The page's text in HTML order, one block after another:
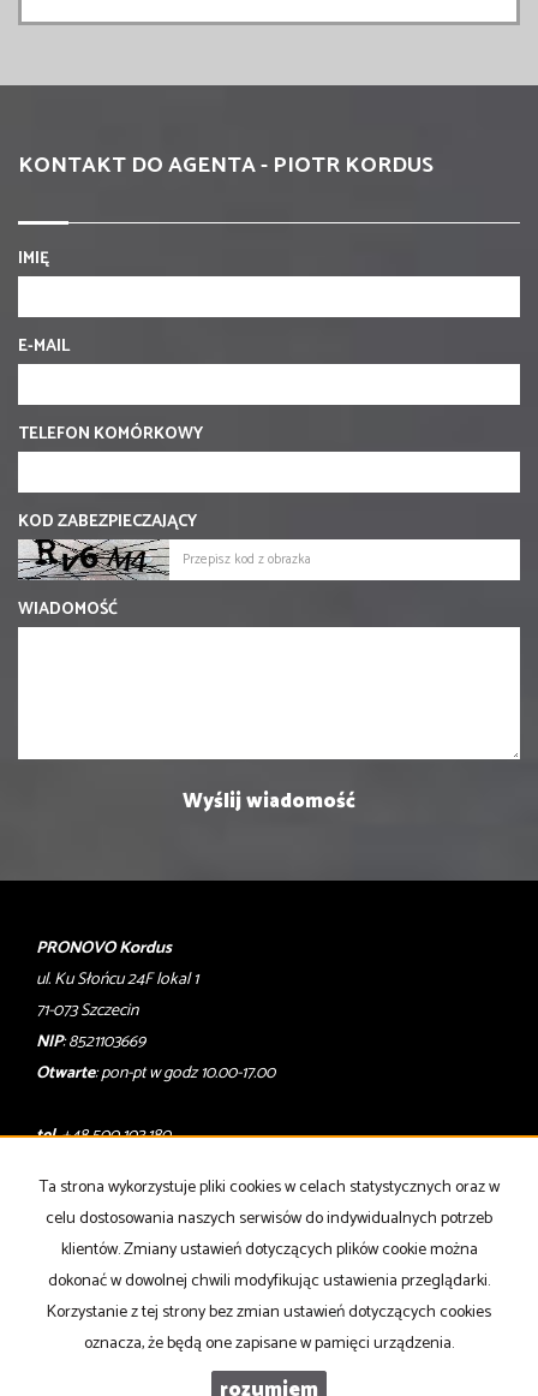
KONTAKT DO AGENTA - PIOTR KORDUS
IMIĘ
E-MAIL
TELEFON KOMÓRKOWY
KOD ZABEZPIECZAJĄCY
WIADOMOŚĆ
PRONOVO Kordus
ul. Ku Słońcu 24F lokal 1
71-073 Szczecin
NIP: 8521103669
Otwarte: pon-pt w godz 10.00-17.00
tel. +48 500 103 180
Mieszkaniana wynajem
Domy
Działkina wynajem
Lokalena wynajem
Halena wynajem
Obiektyna wynajem
adresowo.pl
Ta strona wykorzystuje pliki cookies w celach statystycznych oraz w
celu dostosowania naszych serwisów do indywidualnych potrzeb
klientów. Zmiany ustawień dotyczących plików cookie można
dokonać w dowolnej chwili modyfikując ustawienia przeglądarki.
Korzystanie z tej strony bez zmian ustawień dotyczących cookies
oznacza, że będą one zapisane w pamięci urządzenia.